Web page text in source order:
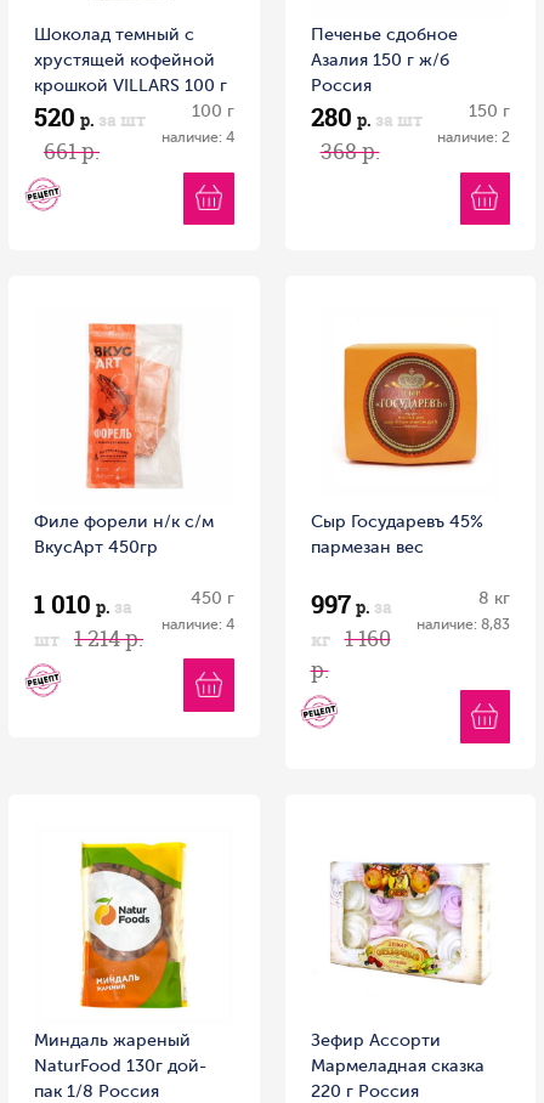
Шоколад темный с
хрустящей кофейной
крошкой VILLARS 100 г
520 р. за шт
661 р.
100 г
наличие: 4
Печенье сдобное
Азалия 150 г ж/б
Россия
280 р. за шт
368 р.
150 г
наличие: 2
Филе форели н/к с/м
ВкусАрт 450гр
1 010 р. за
шт
1 214 р.
450 г
наличие: 4
Сыр Государевъ 45%
пармезан вес
997 р. за
кг
1 160
р.
8 кг
наличие: 8,83
Миндаль жареный
NaturFood 130г дой-
пак 1/8 Россия
Зефир Ассорти
Мармеладная сказка
220 г Россия